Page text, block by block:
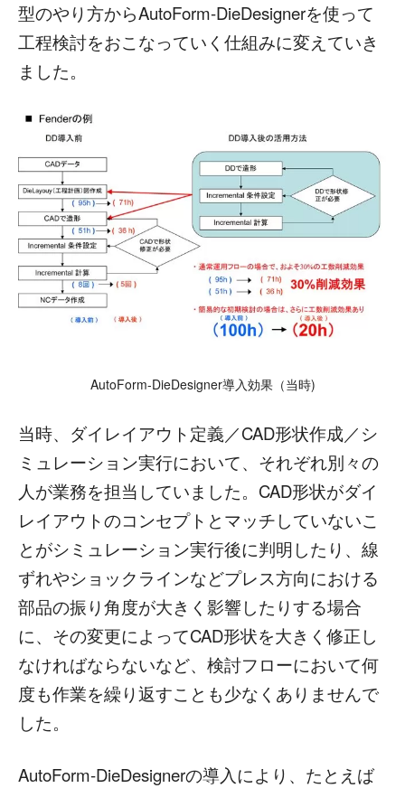
型のやり方からAutoForm-DieDesignerを使って
工程検討をおこなっていく仕組みに変えていき
ました。
AutoForm-DieDesigner導入効果（当時)
当時、ダイレイアウト定義／CAD形状作成／シ
ミュレーション実行において、それぞれ別々の
人が業務を担当していました。CAD形状がダイ
レイアウトのコンセプトとマッチしていないこ
とがシミュレーション実行後に判明したり、線
ずれやショックラインなどプレス方向における
部品の振り角度が大きく影響したりする場合
に、その変更によってCAD形状を大きく修正し
なければならないなど、検討フローにおいて何
度も作業を繰り返すことも少なくありませんで
した。
AutoForm-DieDesignerの導入により、たとえば